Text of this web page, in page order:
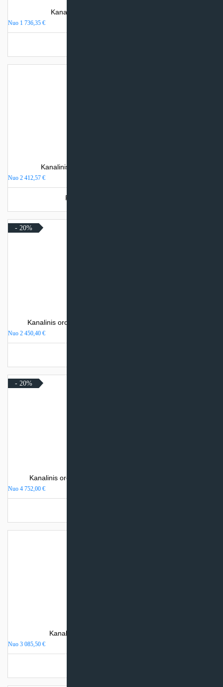
Kanalinis oro kondicionierius AUX CAD
Nuo 1 736,35 €
Kanalinis oro kondicionierius Clivet Duct SL 2
Nuo 2 412,57 €
Produkto šiuo metu neturime.
- 20%
Kanalinis oro kondicionierius Daikin FBA-A9 (SKYAIR)
Nuo 2 450,40 €
- 20%
Kanalinis oro kondicionierius Daikin FDA-A (SKYAIR)
Nuo 4 752,00 €
Kanalinis oro kondicionierius Fujitsu KM
Nuo 3 085,50 €